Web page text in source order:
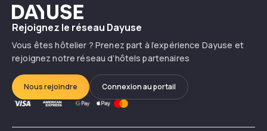
Dayuse
Rejoignez le réseau Dayuse
Vous êtes hôtelier ? Prenez part à l’expérience Dayuse et
rejoignez notre réseau d’hôtels partenaires
Nous rejoindre Connexion au portail